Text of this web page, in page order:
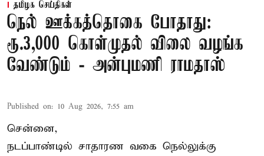
தமிழக செய்திகள்
நெல் ஊக்கத்தொகை போதாது:
ரூ.3,000 கொள்முதல் விலை வழங்க
வேண்டும் - அன்புமணி ராமதாஸ்
Published on: 10 Aug 2026, 7:55 am
சென்னை,
நடப்பாண்டில் சாதாரண வகை நெல்லுக்கு